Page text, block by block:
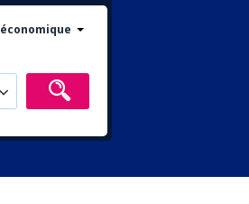
économique